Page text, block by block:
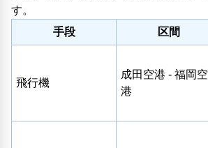
す。
手段
区間
飛行機
成田空港 - 福岡空
港